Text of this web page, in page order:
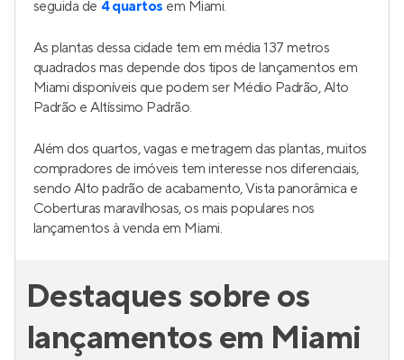
seguida de 4 quartos em Miami.
As plantas dessa cidade tem em média 137 metros
quadrados mas depende dos tipos de lançamentos em
Miami disponíveis que podem ser Médio Padrão, Alto
Padrão e Altíssimo Padrão.
Além dos quartos, vagas e metragem das plantas, muitos
compradores de imóveis tem interesse nos diferenciais,
sendo Alto padrão de acabamento, Vista panorâmica e
Coberturas maravilhosas, os mais populares nos
lançamentos à venda em Miami.
Destaques sobre os
lançamentos em Miami